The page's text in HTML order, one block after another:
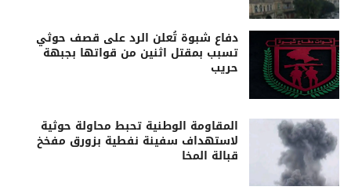
دفاع شبوة تُعلن الرد على قصف حوثي
تسبب بمقتل اثنين من قواتها بجبهة
حريب
المقاومة الوطنية تحبط محاولة حوثية
لاستهداف سفينة نفطية بزورق مفخخ
قبالة المخا